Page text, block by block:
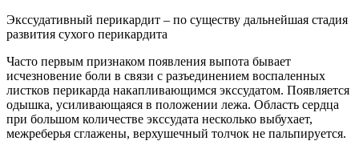
Экссудативный перикардит – по существу дальнейшая стадия
развития сухого перикардита
Часто первым признаком появления выпота бывает
исчезновение боли в связи с разъединением воспаленных
листков перикарда накапливающимся экссудатом. Появляется
одышка, усиливающаяся в положении лежа. Область сердца
при большом количестве экссудата несколько выбухает,
межреберья сглажены, верхушечный толчок не пальпируется.